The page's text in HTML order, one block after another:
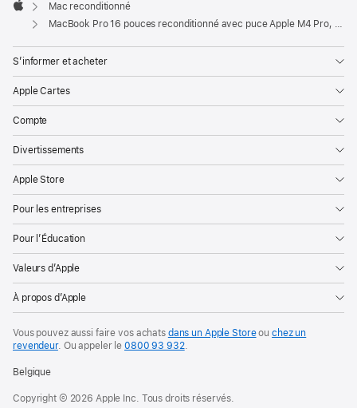
Apple
Mac reconditionné
MacBook Pro 16 pouces reconditionné avec puce Apple M4 Pro, CPU 14 cœurs et GPU 20 cœurs - Argent
S’informer et acheter
Apple Cartes
Compte
Divertissements
Apple Store
Pour les entreprises
Pour l’Éducation
Valeurs d’Apple
À propos d’Apple
Vous pouvez aussi faire vos achats dans un Apple Storeouchez un
revendeur. Ouappeler le0800 93 932.
Belgique
Copyright © 2026 Apple Inc. Tous droits réservés.